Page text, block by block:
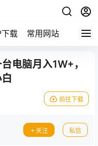
载 常用网站
电脑月入1W+，
前往下载
关注 私信